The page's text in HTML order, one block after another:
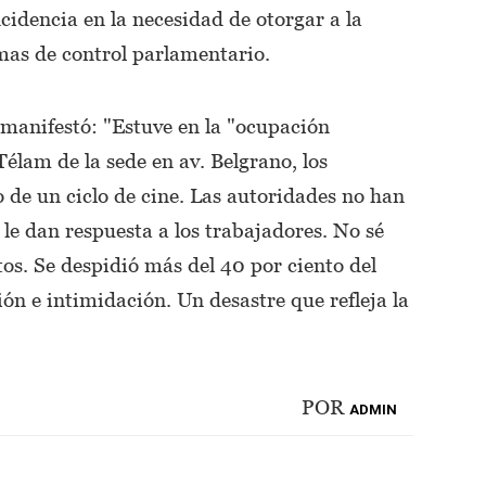
en la necesidad de otorgar a la
de control parlamentario.
"Estuve en la "ocupación
de la sede en av. Belgrano, los
un ciclo de cine. Las autoridades no han
dan respuesta a los trabajadores. No sé
Se despidió más del 40 por ciento del
e intimidación. Un desastre que refleja la
POR ADMIN